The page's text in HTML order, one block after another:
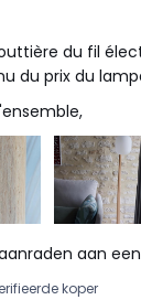
du fil
du prix du
aan
koper